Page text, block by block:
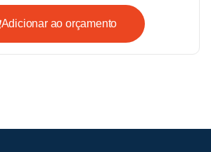
Adicionar ao orçamento